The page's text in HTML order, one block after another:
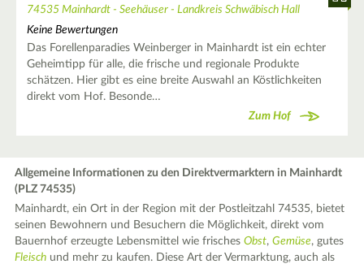
74535 Mainhardt - Seehäuser - Landkreis Schwäbisch Hall
Keine Bewertungen
Das Forellenparadies Weinberger in Mainhardt ist ein echter
Geheimtipp für alle, die frische und regionale Produkte
schätzen. Hier gibt es eine breite Auswahl an Köstlichkeiten
direkt vom Hof. Besonde…
Zum Hof
Allgemeine Informationen zu den Direktvermarktern in Mainhardt
(PLZ 74535)
Mainhardt, ein Ort in der Region mit der Postleitzahl 74535, bietet
seinen Bewohnern und Besuchern die Möglichkeit, direkt vom
Bauernhof erzeugte Lebensmittel wie frischesObst,Gemüse, gutes
Fleisch und mehr zu kaufen. Diese Art der Vermarktung, auch als